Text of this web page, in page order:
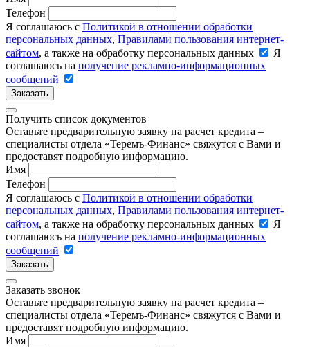
Телефон
Я соглашаюсь с Политикой в отношении обработки
персональных данных, Правилами пользования интернет-
сайтом, а также на обработку персональных данных
Я
соглашаюсь на получение рекламно-информационных
сообщений
Заказать
Получить список документов
Оставьте предварительную заявку на расчет кредита –
специалисты отдела «Теремъ-Финанс» свяжутся с Вами и
предоставят подробную информацию.
Имя
Телефон
Я соглашаюсь с Политикой в отношении обработки
персональных данных, Правилами пользования интернет-
сайтом, а также на обработку персональных данных
Я
соглашаюсь на получение рекламно-информационных
сообщений
Заказать
Заказать звонок
Оставьте предварительную заявку на расчет кредита –
специалисты отдела «Теремъ-Финанс» свяжутся с Вами и
предоставят подробную информацию.
Имя